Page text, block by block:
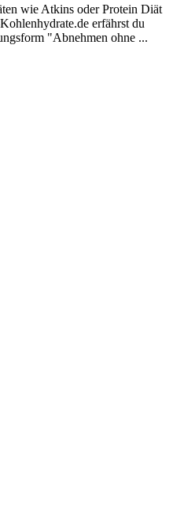
wie Atkins oder Protein Diät
erfährst du
"Abnehmen ohne ...